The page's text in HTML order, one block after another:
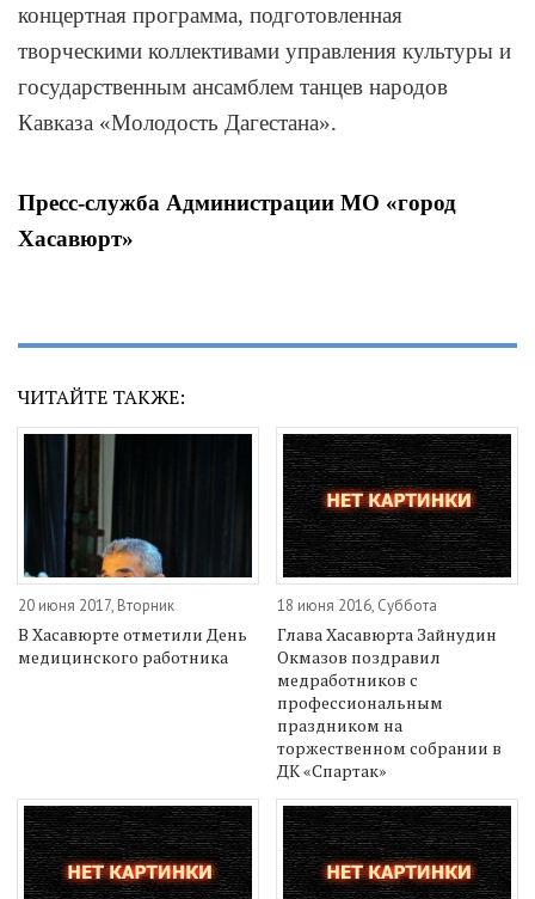
концертная программа, подготовленная
творческими коллективами управления культуры и
государственным ансамблем танцев народов
Кавказа «Молодость Дагестана».
Пресс-служба Администрации МО «город
Хасавюрт»
ЧИТАЙТЕ ТАКЖЕ:
20 июня 2017, Вторник
В Хасавюрте отметили День
медицинского работника
18 июня 2016, Суббота
Глава Хасавюрта Зайнудин
Окмазов поздравил
медработников с
профессиональным
праздником на
торжественном собрании в
ДК «Спартак»